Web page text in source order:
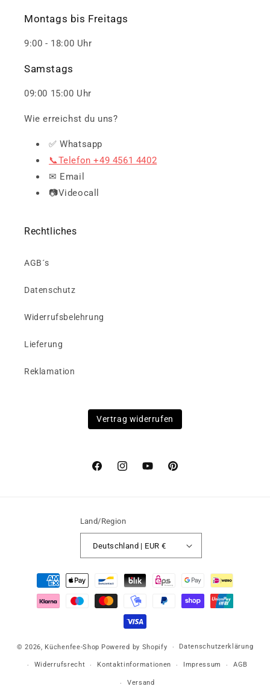
Montags bis Freitags
9:00 - 18:00 Uhr
Samstags
09:00 15:00 Uhr
Wie erreichst du uns?
✅ Whatsapp
📞Telefon +49 4561 4402
✉ Email
📷Videocall
Rechtliches
AGB´s
Datenschutz
Widerrufsbelehrung
Lieferung
Reklamation
Vertrag widerrufen
FacebookInstagramYouTubePinterest
Land/Region
Deutschland | EUR €
Zahlungsmethoden
© 2026, Küchenfee-Shop Powered by Shopify Datenschutzerklärung
Widerrufsrecht Kontaktinformationen Impressum AGB
Versand